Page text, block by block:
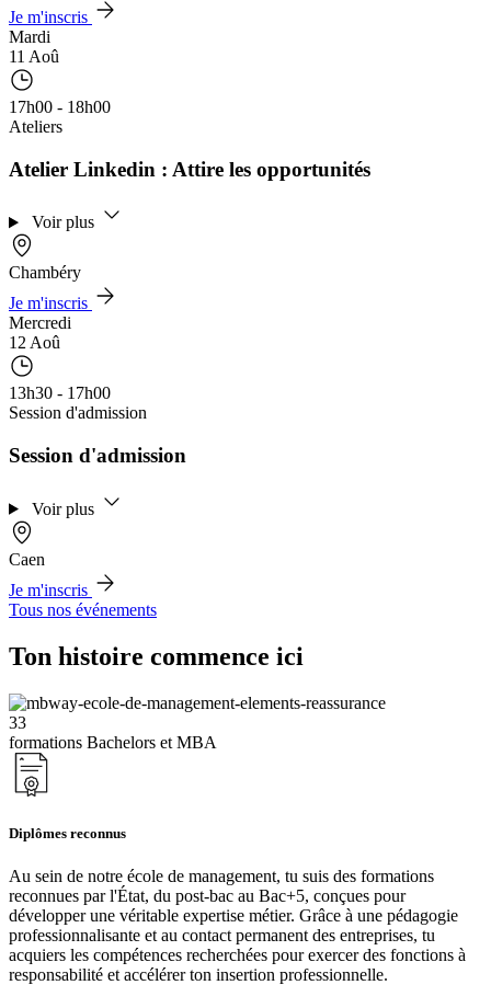
Je m'inscris
Mardi
11 Aoû
17h00 - 18h00
Ateliers
Atelier Linkedin : Attire les opportunités
Voir plus
Chambéry
Je m'inscris
Mercredi
12 Aoû
13h30 - 17h00
Session d'admission
Session d'admission
Voir plus
Caen
Je m'inscris
Tous nos événements
Ton histoire commence ici
33
formations Bachelors et MBA
Diplômes reconnus
Au sein de notre école de management, tu suis des formations
reconnues par l'État, du post-bac au Bac+5, conçues pour
développer une véritable expertise métier. Grâce à une pédagogie
professionnalisante et au contact permanent des entreprises, tu
acquiers les compétences recherchées pour exercer des fonctions à
responsabilité et accélérer ton insertion professionnelle.